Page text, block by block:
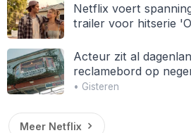
Netflix voert
trailer voor hitserie
Acteur zit al
reclamebord op
• Gisteren
Meer Netflix